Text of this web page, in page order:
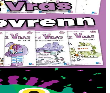
(12 levr)
an-unan. Buhez pemdeziek
kontet gant frazennoù berr ha